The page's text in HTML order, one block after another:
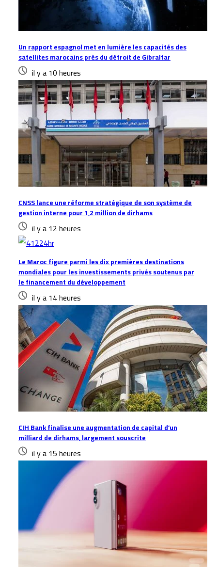
Un rapport espagnol met en lumière les capacités des
satellites marocains près du détroit de Gibraltar
il y a 10 heures
CNSS lance une réforme stratégique de son système de
gestion interne pour 1,2 million de dirhams
il y a 12 heures
Le Maroc figure parmi les dix premières destinations
mondiales pour les investissements privés soutenus par
le financement du développement
il y a 14 heures
CIH Bank finalise une augmentation de capital d’un
milliard de dirhams, largement souscrite
il y a 15 heures